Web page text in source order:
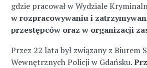
gdzie pracował w Wydziale
w rozpracowywaniu i
przestępców oraz w organizacji
Przez 22 lata był związany z Biurem
Wewnętrznych Policji w Gdańsku.